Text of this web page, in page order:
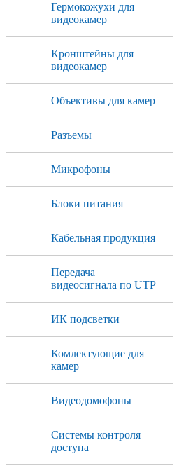
Гермокожухи для
видеокамер
Кронштейны для
видеокамер
Объективы для камер
Разъемы
Микрофоны
Блоки питания
Кабельная продукция
Передача
видеосигнала по UTP
ИК подсветки
Комлектующие для
камер
Видеодомофоны
Системы контроля
доступа